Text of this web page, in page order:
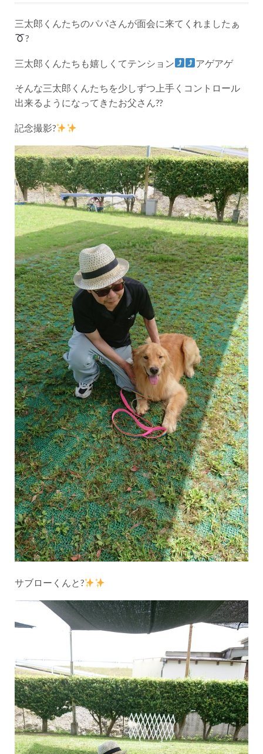
三太郎くんたちのパパさんが面会に来てくれましたぁ
?
三太郎くんたちも嬉しくてテンション アゲアゲ
そんな三太郎くんたちを少しずつ上手くコントロール
出来るようになってきたお父さん??
記念撮影?
サブローくんと?